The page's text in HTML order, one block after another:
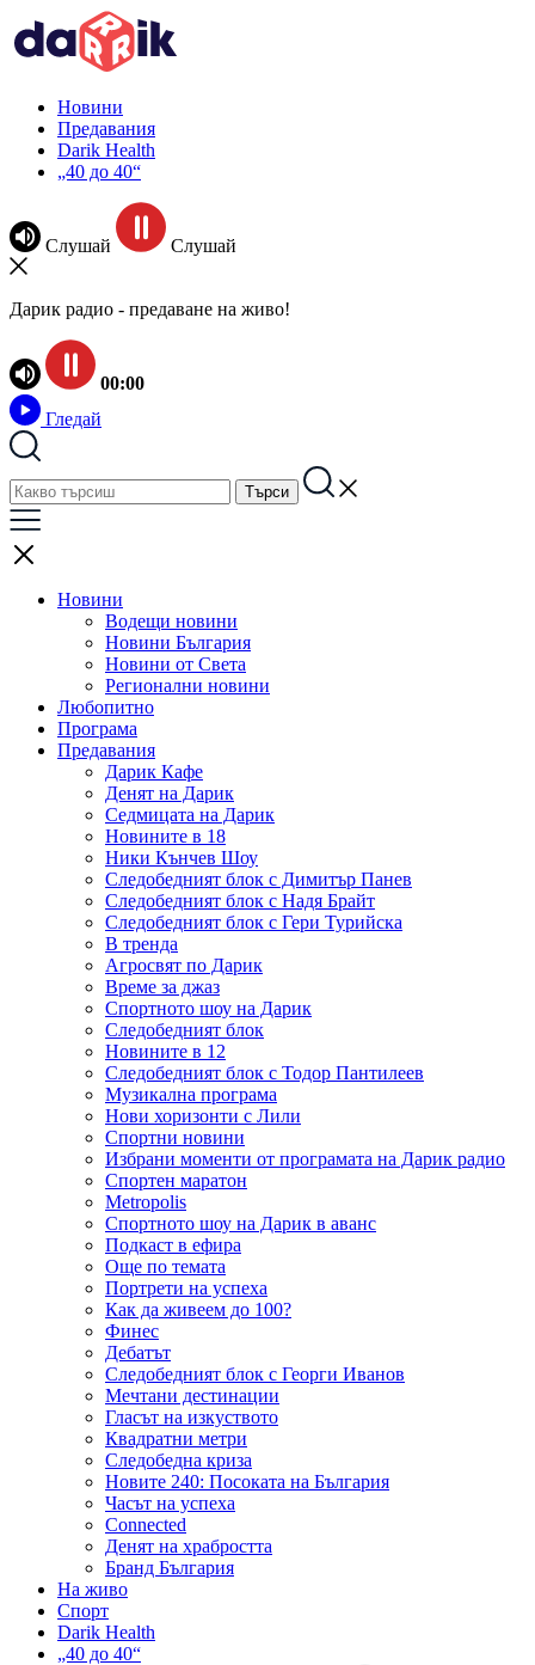
Новини
Предавания
Darik Health
„40 до 40“
Слушай Слушай
Дарик радио - предаване на живо!
00:00
Гледай
Новини
Водещи новини
Новини България
Новини от Света
Регионални новини
Любопитно
Програма
Предавания
Дарик Кафе
Денят на Дарик
Седмицата на Дарик
Новините в 18
Ники Кънчев Шоу
Следобедният блок с Димитър Панев
Следобедният блок с Надя Брайт
Следобедният блок с Гери Турийска
В тренда
Агросвят по Дарик
Време за джаз
Спортното шоу на Дарик
Следобедният блок
Новините в 12
Следобедният блок с Тодор Пантилеев
Музикална програма
Нови хоризонти с Лили
Спортни новини
Избрани моменти от програмата на Дарик радио
Спортен маратон
Metropolis
Спортното шоу на Дарик в аванс
Подкаст в ефира
Още по темата
Портрети на успеха
Как да живеем до 100?
Финес
Дебатът
Следобедният блок с Георги Иванов
Мечтани дестинации
Гласът на изкуството
Квадратни метри
Следобедна криза
Новите 240: Посоката на България
Часът на успеха
Connected
Денят на храбростта
Бранд България
На живо
Спорт
Darik Health
„40 до 40“